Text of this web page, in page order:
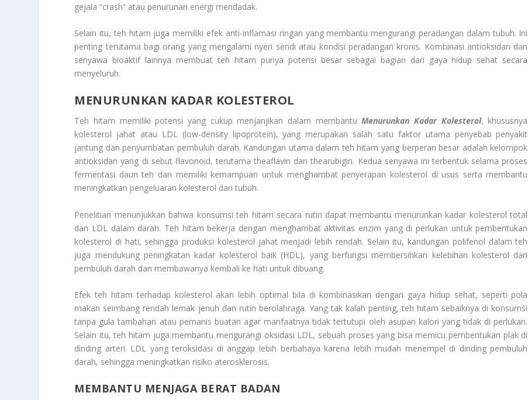
gejala “crash” atau penurunan energi mendadak.
Selain itu, teh hitam juga memiliki efek anti-inflamasi ringan yang membantu mengurangi peradangan dalam tubuh. Ini
penting terutama bagi orang yang mengalami nyeri sendi atau kondisi peradangan kronis. Kombinasi antioksidan dan
senyawa bioaktif lainnya membuat teh hitam punya potensi besar sebagai bagian dari gaya hidup sehat secara
menyeluruh.
MENURUNKAN KADAR KOLESTEROL
Teh hitam memiliki potensi yang cukup menjanjikan dalam membantuMenurunkan Kadar Kolesterol, khususnya
kolesterol jahat atau LDL (low-density lipoprotein), yang merupakan salah satu faktor utama penyebab penyakit
jantung dan penyumbatan pembuluh darah. Kandungan utama dalam teh hitam yang berperan besar adalah kelompok
antioksidan yang di sebut flavonoid, terutama theaflavin dan thearubigin. Kedua senyawa ini terbentuk selama proses
fermentasi daun teh dan memiliki kemampuan untuk menghambat penyerapan kolesterol di usus serta membantu
meningkatkan pengeluaran kolesterol dari tubuh.
Penelitian menunjukkan bahwa konsumsi teh hitam secara rutin dapat membantu menurunkan kadar kolesterol total
dan LDL dalam darah. Teh hitam bekerja dengan menghambat aktivitas enzim yang di perlukan untuk pembentukan
kolesterol di hati, sehingga produksi kolesterol jahat menjadi lebih rendah. Selain itu, kandungan polifenol dalam teh
juga mendukung peningkatan kadar kolesterol baik (HDL), yang berfungsi membersihkan kelebihan kolesterol dari
pembuluh darah dan membawanya kembali ke hati untuk dibuang.
Efek teh hitam terhadap kolesterol akan lebih optimal bila di kombinasikan dengan gaya hidup sehat, seperti pola
makan seimbang rendah lemak jenuh dan rutin berolahraga. Yang tak kalah penting, teh hitam sebaiknya di konsumsi
tanpa gula tambahan atau pemanis buatan agar manfaatnya tidak tertutupi oleh asupan kalori yang tidak di perlukan.
Selain itu, teh hitam juga membantu mengurangi oksidasi LDL, sebuah proses yang bisa memicu pembentukan plak di
dinding arteri. LDL yang teroksidasi di anggap lebih berbahaya karena lebih mudah menempel di dinding pembuluh
darah, sehingga meningkatkan risiko aterosklerosis.
MEMBANTU MENJAGA BERAT BADAN